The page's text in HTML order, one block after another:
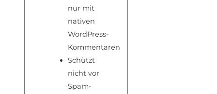
nur mit
nativen
WordPress-
Kommentaren
Schützt
nicht vor
Spam-